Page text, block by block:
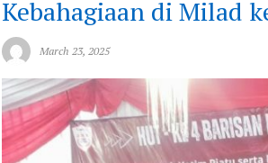
Kebahagiaan di Milad
March 23, 2025